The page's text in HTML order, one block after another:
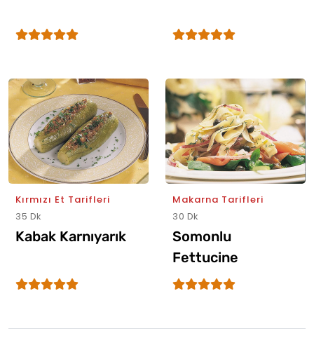
Kırmızı Et Tarifleri
35 Dk
Kabak Karnıyarık
Makarna Tarifleri
30 Dk
Somonlu
Fettucine